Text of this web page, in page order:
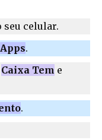
seu celular.
Apps.
Caixa Tem e
.